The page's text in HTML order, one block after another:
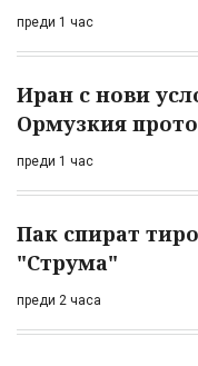
преди 1 час
Иран с нови
Ормузкия
преди 1 час
Пак спират
"Струма"
преди 2 часа